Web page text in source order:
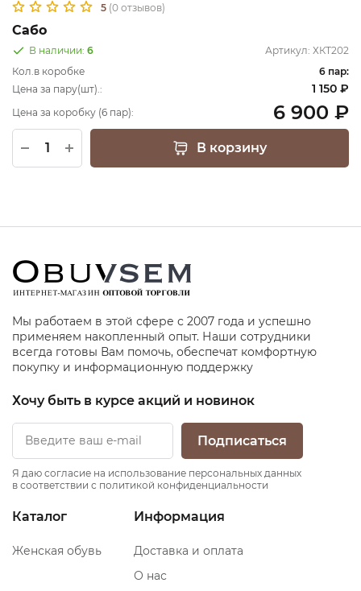
5 (0 отзывов)
Сабо
В наличии: 6 Артикул: ХКТ202
Кол.в коробке
6 пар:
Цена за пару(шт).:
1 150 ₽
Цена за коробку (6 пар): 6 900 ₽
В корзину
Мы работаем в этой сфере с 2007 года и успешно
применяем накопленный опыт. Наши сотрудники
всегда готовы Вам помочь, обеспечат комфортную
покупку и информационную поддержку
Хочу быть в курсе акций и новинок
Подписаться
Я даю согласие на использование персональных данных
в соответствии с политикой конфиденциальности
Каталог
Женская обувь
Информация
Доставка и оплата
О нас